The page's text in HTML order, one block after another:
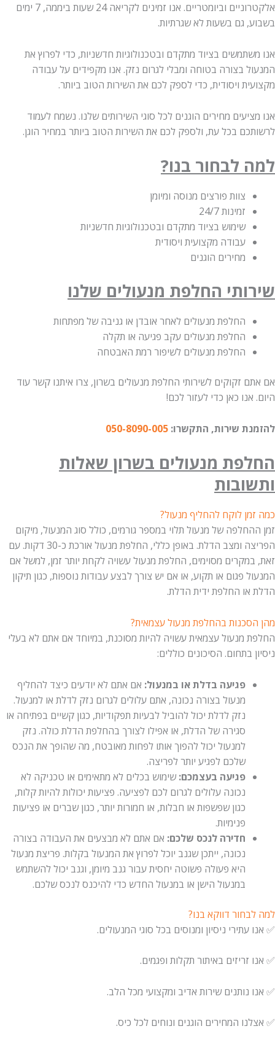
אלקטרוניים וביומטריים. אנו זמינים לקריאה 24 שעות ביממה, 7 ימים
בשבוע, גם בשעות לא שגרתיות.
אנו משתמשים בציוד מתקדם ובטכנולוגיות חדשניות, כדי לפרוץ את
המנעול בצורה בטוחה ומבלי לגרום נזק. אנו מקפידים על עבודה
מקצועית ויסודית, כדי לספק לכם את השירות הטוב ביותר.
אנו מציעים מחירים הוגנים לכל סוגי השירותים שלנו. נשמח לעמוד
לרשותכם בכל עת, ולספק לכם את השירות הטוב ביותר במחיר הוגן.
למה לבחור בנו?
צוות פורצים מנוסה ומיומן
זמינות 24/7
שימוש בציוד מתקדם ובטכנולוגיות חדשניות
עבודה מקצועית ויסודית
מחירים הוגנים
שירותי החלפת מנעולים שלנו
החלפת מנעולים לאחר אובדן או גניבה של מפתחות
החלפת מנעולים עקב פגיעה או תקלה
החלפת מנעולים לשיפור רמת האבטחה
אם אתם זקוקים לשירותי החלפת מנעולים בשרון, צרו איתנו קשר עוד
היום. אנו כאן כדי לעזור לכם!
להזמנת שירות, התקשרו: 050-8090-005
החלפת מנעולים בשרון שאלות
ותשובות
כמה זמן לוקח להחליף מנעול?
זמן ההחלפה של מנעול תלוי במספר גורמים, כולל סוג המנעול, מיקום
הפריצה ומצב הדלת. באופן כללי, החלפת מנעול אורכת כ-30 דקות. עם
זאת, במקרים מסוימים, החלפת מנעול עשויה לקחת יותר זמן, למשל אם
המנעול פגום או תקוע, או אם יש צורך לבצע עבודות נוספות, כגון תיקון
הדלת או החלפת ידית הדלת.
מהן הסכנות בהחלפת מנעול עצמאית?
החלפת מנעול עצמאית עשויה להיות מסוכנת, במיוחד אם אתם לא בעלי
ניסיון בתחום. הסיכונים כוללים:
פגיעה בדלת או במנעול: אם אתם לא יודעים כיצד להחליף
מנעול בצורה נכונה, אתם עלולים לגרום נזק לדלת או למנעול.
נזק לדלת יכול להוביל לבעיות תפקודיות, כגון קשיים בפתיחה או
סגירה של הדלת, או אפילו לצורך בהחלפת הדלת כולה. נזק
למנעול יכול להפוך אותו לפחות מאובטח, מה שהופך את הנכס
שלכם לפגיע יותר לפריצה.
פגיעה בעצמכם: שימוש בכלים לא מתאימים או טכניקה לא
נכונה עלולים לגרום לכם לפציעה. פציעות יכולות להיות קלות,
כגון שפשפות או חבלות, או חמורות יותר, כגון שברים או פציעות
פנימיות.
חדירה לנכס שלכם: אם אתם לא מבצעים את העבודה בצורה
נכונה, ייתכן שגנב יוכל לפרוץ את המנעול בקלות. פריצת מנעול
היא פעולה פשוטה יחסית עבור גנב מיומן, וגנב יכול להשתמש
במנעול הישן או במנעול החדש כדי להיכנס לנכס שלכם.
למה לבחור דווקא בנו?
✅ אנו עתירי ניסיון ומנוסים בכל סוגי המנעולים.
✅ אנו זריזים באיתור תקלות ופגמים.
✅ אנו נותנים שירות אדיב ומקצועי מכל הלב.
✅ אצלנו המחירים הוגנים ונוחים לכל כיס.